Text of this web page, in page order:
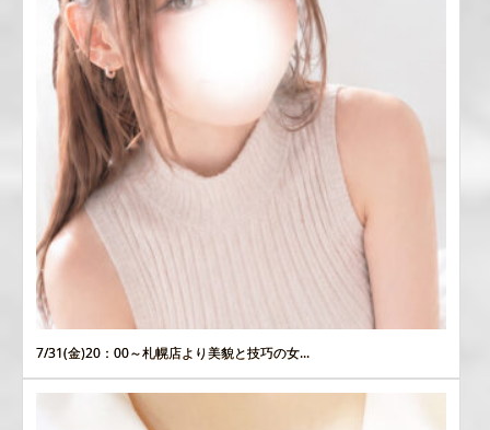
7/31(金)20：00～札幌店より美貌と技巧の女...